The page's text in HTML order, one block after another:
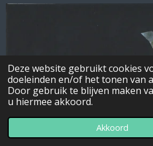
Deze website gebruikt cookies
doeleinden en/of het tonen van
Door gebruik te blijven maken
u hiermee akkoord.
Akkoord
Telefoonnummer